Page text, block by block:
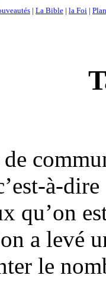
| La Bible | la Foi |
à-
qu’on
a levé
le